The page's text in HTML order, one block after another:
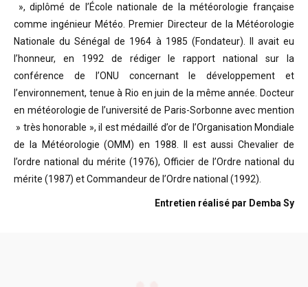
», diplômé de l’École nationale de la météorologie française
comme ingénieur Météo. Premier Directeur de la Météorologie
Nationale du Sénégal de 1964 à 1985 (Fondateur). Il avait eu
l’honneur, en 1992 de rédiger le rapport national sur la
conférence de l’ONU concernant le développement et
l’environnement, tenue à Rio en juin de la même année.
Docteur
en météorologie de l’université de Paris-Sorbonne avec mention
» très honorable », il est médaillé d’or de l’Organisation Mondiale
de la Météorologie (OMM) en 1988. Il est aussi Chevalier de
l’ordre national du mérite (1976), Officier de l’Ordre national du
mérite (1987) et Commandeur de l’Ordre national (1992).
Entretien réalisé par Demba Sy